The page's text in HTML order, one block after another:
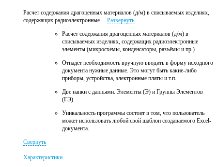
Расчет содержания драгоценных материалов (д/м) в списываемых изделиях,
содержащих радиоэлектронные ... Развернуть
Расчет содержания драгоценных материалов (д/м) в
списываемых изделиях, содержащих радиоэлектронные
элементы (микросхемы, конденсаторы, разъёмы и пр.)
Отпадёт необходимость вручную вводить в форму исходного
документа нужные данные. Это могут быть какие-либо
приборы, устройства, электронные платы и т.п.
Две папки с данными: Элементы (Э) и Группы Элементов
(ГЭ).
Уникальность программы состоит в том, что пользователь
может использовать любой свой шаблон создаваемого Excel-
документа.
Свернуть
Характеристики